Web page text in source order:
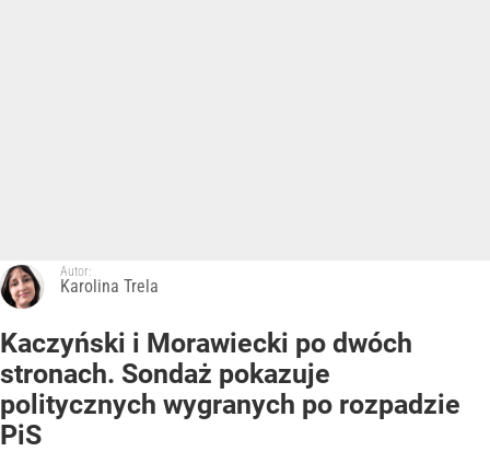
Autor:
Karolina Trela
Kaczyński i Morawiecki po dwóch
stronach. Sondaż pokazuje
politycznych wygranych po rozpadzie
PiS